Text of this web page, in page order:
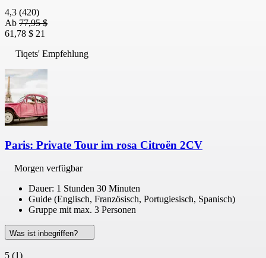
4,3 (420)
Ab 77,95 $
61,78 $ 21
Tiqets' Empfehlung
Paris: Private Tour im rosa Citroën 2CV
Morgen verfügbar
Dauer: 1 Stunden 30 Minuten
Guide (Englisch, Französisch, Portugiesisch, Spanisch)
Gruppe mit max. 3 Personen
Was ist inbegriffen?
5 (1)